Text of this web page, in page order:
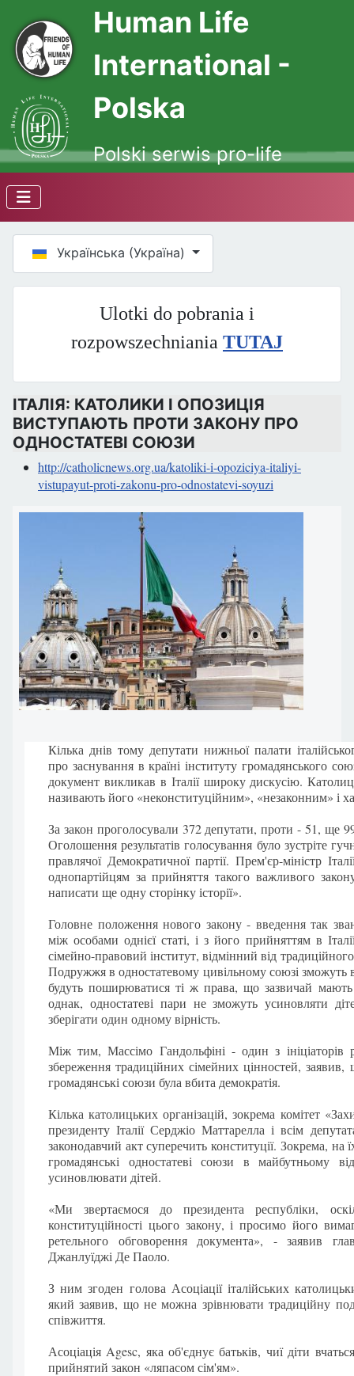
Human Life
International -
Polska
Polski serwis pro-life
Оберіть свою мову
Українська (Україна)
Ulotki do pobrania i
rozpowszechniania TUTAJ
ІТАЛІЯ: КАТОЛИКИ І ОПОЗИЦІЯ
ВИСТУПАЮТЬ ПРОТИ ЗАКОНУ ПРО
ОДНОСТАТЕВІ СОЮЗИ
http://catholicnews.org.ua/katoliki-i-opoziciya-italiyi-
vistupayut-proti-zakonu-pro-odnostatevi-soyuzi
Кілька днів тому депутати нижньої палати
про заснування в країні інституту громадянського
документ викликав в Італії широку дискусію.
називають його «неконституційним», «незаконним» і
За закон проголосували 372 депутати, проти - 51, ще
Оголошення результатів голосування було зустріте
правлячої Демократичної партії. Прем'єр-міністр
однопартійцям за прийняття такого важливого
написати ще одну сторінку історії».
Головне положення нового закону - введення так
між особами однієї статі, і з його прийняттям в
сімейно-правовий інститут, відмінний від
Подружжя в одностатевому цивільному союзі зможуть
будуть поширюватися ті ж права, що зазвичай
однак, одностатеві пари не зможуть усиновляти
зберігати один одному вірність.
Між тим, Массімо Гандольфіні - один з
збереження традиційних сімейних цінностей,
громадянські союзи була вбита демократія.
Кілька католицьких організацій, зокрема комітет
президенту Італії Серджіо Маттарелла і всім
законодавчий акт суперечить конституції. Зокрема,
громадянські одностатеві союзи в майбутньому
усиновлювати дітей.
«Ми звертаємося до президента республіки,
конституційності цього закону, і просимо його
ретельного обговорення документа», - заявив
Джанлуїджі Де Паоло.
З ним згоден голова Асоціації італійських
який заявив, що не можна зрівнювати традиційну
співжиття.
Асоціація Agesc, яка об'єднує батьків, чиї діти
прийнятий закон «ляпасом сім'ям».